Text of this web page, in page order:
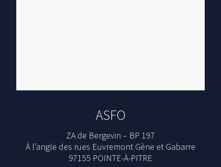
ASFO
ZA de Bergevin – BP 197
À l’angle des rues Euvremont Gène et Gabarre
97155 POINTE-À-PITRE